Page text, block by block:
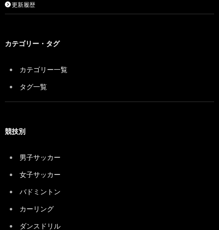
更新履歴
カテゴリー・タグ
カテゴリー一覧
タグ一覧
競技別
男子サッカー
女子サッカー
バドミントン
カーリング
ダンスドリル